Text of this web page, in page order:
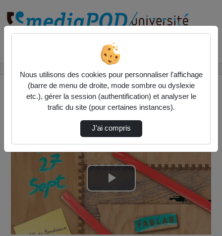
Lire
Nous utilisons des cookies pour personnaliser l’affichage
(barre de menu de droite, mode sombre ou dyslexie
etc.), gérer la session (authentification) et analyser le
trafic du site (pour certaines instances).
J’ai compris